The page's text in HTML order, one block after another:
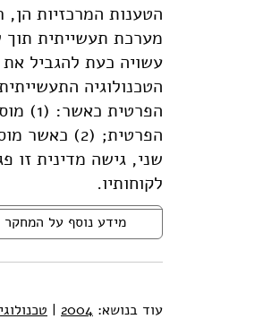
הטענות המרכזיות
עשויה כעת להגביל
הטכנולוגיה
שני, גישה מדינית
לקוחותיו.
מידע נוסף על המחקר
עוד בנושא: 2004
|